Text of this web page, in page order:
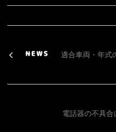
適合車両・年式
電話器の不具合